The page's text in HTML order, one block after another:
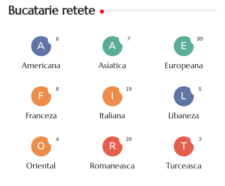
Bucatarie retete
A
Americana
6
A
Asiatica
7
E
Europeana
99
F
Franceza
8
I
Italiana
19
L
Libaneza
5
O
Oriental
4
R
Romaneasca
39
T
Turceasca
3